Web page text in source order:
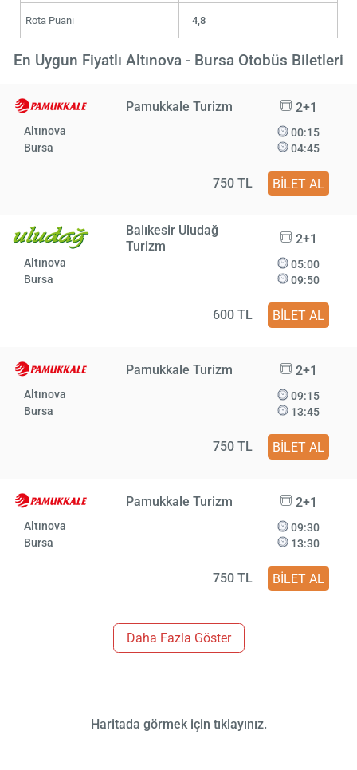
Rota Puanı 4,8
En Uygun Fiyatlı Altınova - Bursa Otobüs Biletleri
Pamukkale Turizm 2+1
Altınova
Bursa
00:15
04:45
750 TL BİLET AL
Balıkesir Uludağ
Turizm
2+1
Altınova
Bursa
05:00
09:50
600 TL BİLET AL
Pamukkale Turizm 2+1
Altınova
Bursa
09:15
13:45
750 TL BİLET AL
Pamukkale Turizm 2+1
Altınova
Bursa
09:30
13:30
750 TL BİLET AL
Daha Fazla Göster
Haritada görmek için tıklayınız.